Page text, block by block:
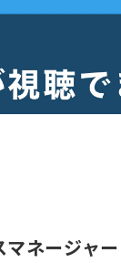
ネージャー